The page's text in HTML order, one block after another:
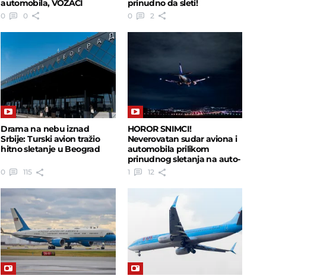
automobila, VOZAČI
ŠOKIRANI
0 0
prinudno da sleti!
0 2
Drama na nebu iznad
Srbije: Turski avion tražio
hitno sletanje u Beograd
0 115
HOROR SNIMCI!
Neverovatan sudar aviona i
automobila prilikom
prinudnog sletanja na auto-
put usred špica!
1 12